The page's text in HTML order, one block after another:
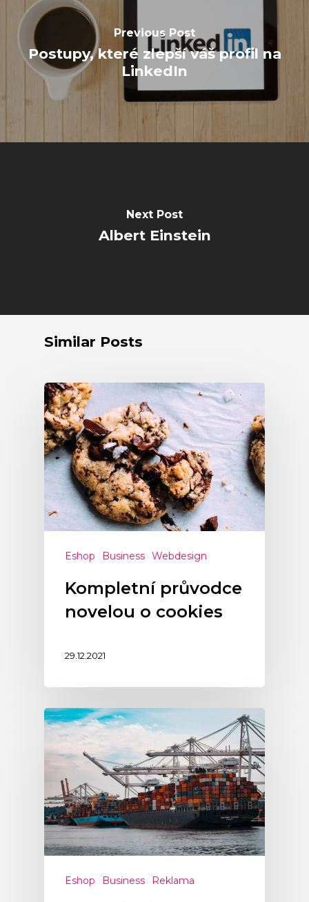
Previous Post
Postupy, které zlepší váš profil na
LinkedIn
Next Post
Albert Einstein
Similar Posts
Eshop Business Webdesign
Kompletní průvodce
novelou o cookies
29.12.2021
Eshop Business Reklama